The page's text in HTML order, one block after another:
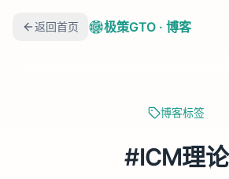
返回首页 极策GTO · 博客
博客标签
#ICM理论